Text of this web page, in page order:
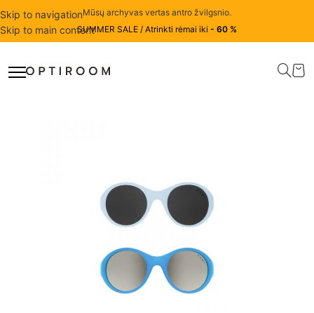
Skip to navigation
Skip to main content
Mūsų archyvas vertas antro žvilgsnio.
SUMMER SALE / Atrinkti rėmai iki - 60 %